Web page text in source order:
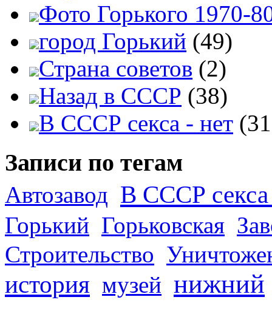
Фото Горького 1970-
город Горький (49)
Страна советов (2)
Назад в СССР (38)
В СССР секса - нет
Записи по тегам
Автозавод В СССР секса
Горький Горьковская
Строительство
история музей нижний